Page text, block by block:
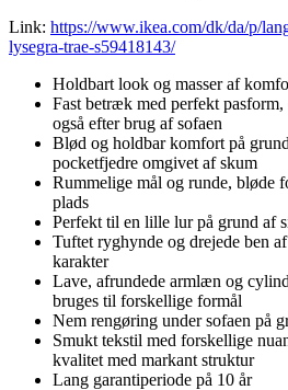
Link: https://www.ikea.com/dk/da/p/
lysegra-trae-s59418143/
Holdbart look og masser af
Fast betræk med perfekt
også efter brug af sofaen
Blød og holdbar komfort på
pocketfjedre omgivet af skum
Rummelige mål og runde, bløde
plads
Perfekt til en lille lur på grund af
Tuftet ryghynde og drejede ben
karakter
Lave, afrundede armlæn og
bruges til forskellige formål
Nem rengøring under sofaen på
Smukt tekstil med forskellige
kvalitet med markant struktur
Lang garantiperiode på 10 år